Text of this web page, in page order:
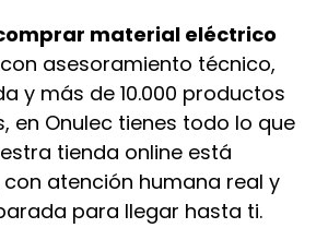
material eléctrico
con asesoramiento técnico,
y más de 10.000 productos
en Onulec tienes todo lo que
tienda online está
atención humana real y
para llegar hasta ti.